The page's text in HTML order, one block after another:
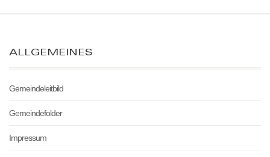
ALLGEMEINES
Gemeindeleitbild
Gemeindefolder
Impressum